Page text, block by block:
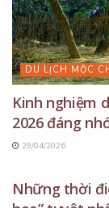
DU LỊCH MỘC
Kinh nghiệm
2026 đáng
29/04/2026
Những thời